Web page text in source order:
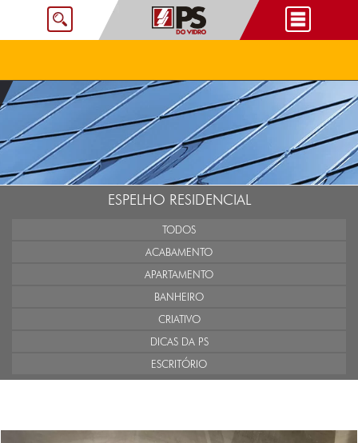
ESPELHO RESIDENCIAL
TODOS
ACABAMENTO
APARTAMENTO
BANHEIRO
CRIATIVO
DICAS DA PS
ESCRITÓRIO